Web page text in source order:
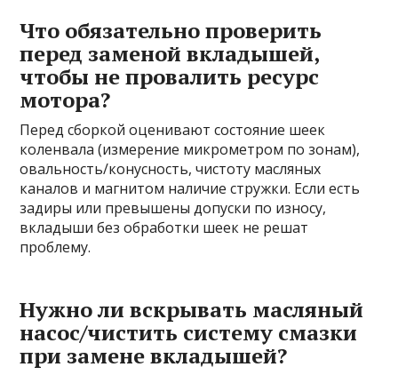
Что обязательно проверить
перед заменой вкладышей,
чтобы не провалить ресурс
мотора?
Перед сборкой оценивают состояние шеек
коленвала (измерение микрометром по зонам),
овальность/конусность, чистоту масляных
каналов и магнитом наличие стружки. Если есть
задиры или превышены допуски по износу,
вкладыши без обработки шеек не решат
проблему.
Нужно ли вскрывать масляный
насос/чистить систему смазки
при замене вкладышей?